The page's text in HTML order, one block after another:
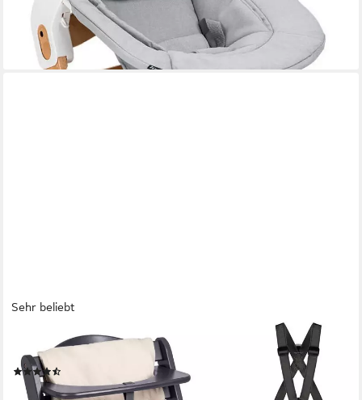
-12%
lieferbar - in 2-4 Werktagen bei dir
Sehr beliebt
Hochstuhl Beta+, mit Holzrädern
ab 118,34 € UVP149,90 €